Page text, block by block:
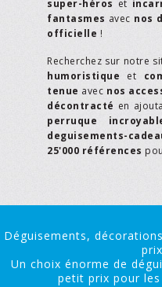
super-héros et
fantasmes avec nos
officielle !
Recherchez sur notre
humoristique et
tenue avec nos
décontracté en
perruque
deguisements-
25'000 références
Déguisements,
Un choix énorme de
petit prix pour